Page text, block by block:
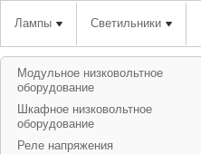
Лампы Светильники
Модульное низковольтное
оборудование
Шкафное низковольтное
оборудование
Реле напряжения